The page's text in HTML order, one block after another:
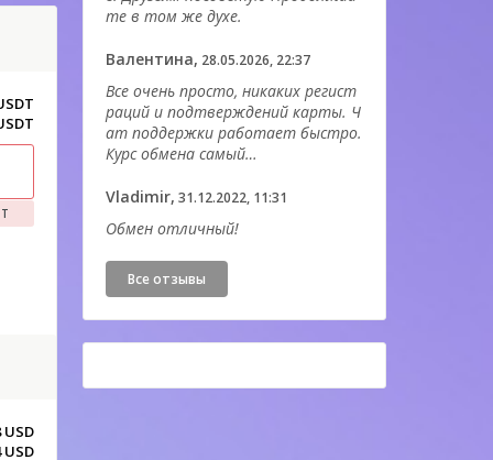
USD
USD
те в том же духе.
Валентина, 28.05.2026, 22:37
Все очень просто, никаких регист
раций и подтверждений карты. Ч
ат поддержки работает быстро.
Курс обмена самый…
Vladimir, 31.12.2022, 11:31
Обмен отличный!
Все отзывы